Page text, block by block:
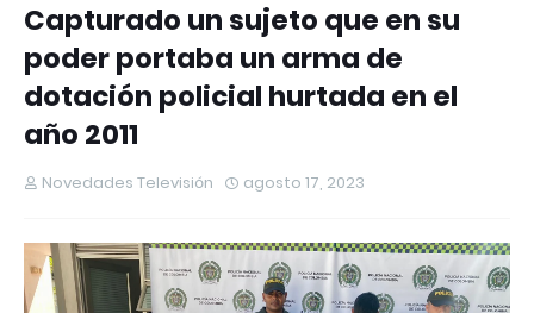
Capturado un sujeto que en su
poder portaba un arma de
dotación policial hurtada en el
año 2011
Novedades Televisión agosto 17, 2023